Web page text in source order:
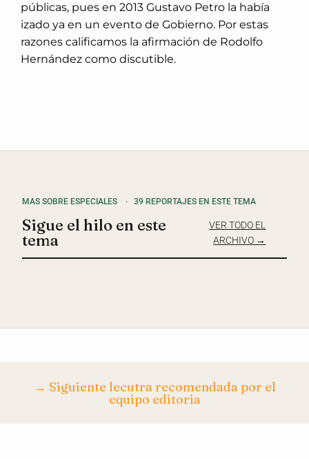
públicas, pues en 2013 Gustavo Petro la había
izado ya en un evento de Gobierno. Por estas
razones calificamos la afirmación de Rodolfo
Hernández como discutible.
MAS SOBRE ESPECIALES · 39 REPORTAJES EN ESTE TEMA
Sigue el hilo en este
tema
VER TODO EL
ARCHIVO →
→ Siguiente lecutra recomendada por el
equipo editoria